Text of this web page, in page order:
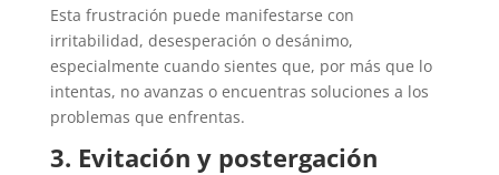
Esta frustración puede manifestarse con
irritabilidad, desesperación o desánimo,
especialmente cuando sientes que, por más que lo
intentas, no avanzas o encuentras soluciones a los
problemas que enfrentas.
3. Evitación y postergación